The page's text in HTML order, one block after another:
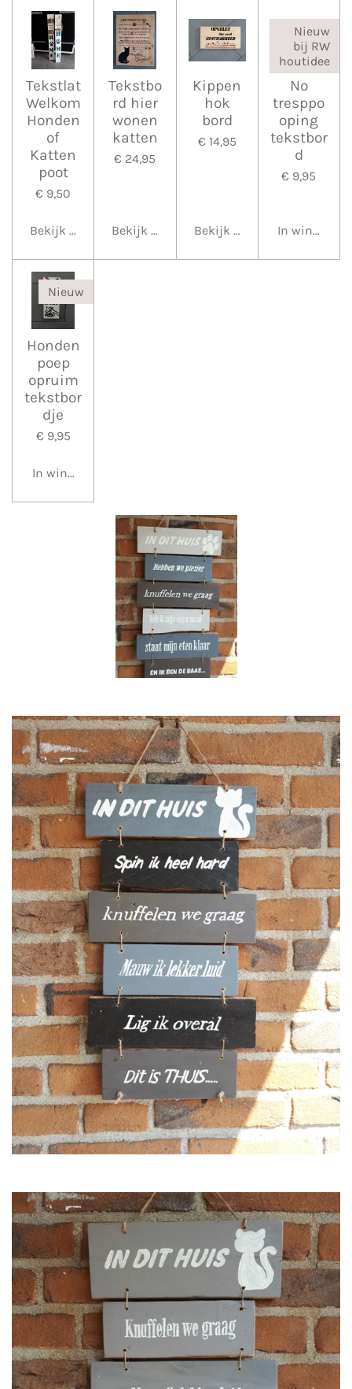
Tekstlat
Welkom
Honden
of
Katten
poot
€ 9,50
Bekijk details
Tekstbo
rd hier
wonen
katten
€ 24,95
Bekijk details
Kippen
hok
bord
€ 14,95
Bekijk details
Nieuw
bij RW
houtidee
No
tresppo
oping
tekstbor
d
€ 9,95
In
Nieuw
Honden
poep
opruim
tekstbor
dje
€ 9,95
In winkelwagen